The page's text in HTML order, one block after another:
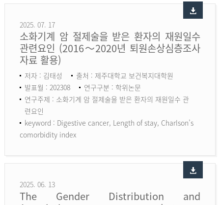
2025. 07. 17
소화기계 암 절제술을 받은 환자의 재원일수
관련요인 (2016～2020년 퇴원손상심층조사
자료 활용)
저자 : 김태성
출처 : 제주대학교 보건복지대학원
발표월 : 202308
연구구분 : 학위논문
연구주제 : 소화기계 암 절제술을 받은 환자의 재원일수 관
련요인
keyword : Digestive cancer, Length of stay, Charlson’s
comorbidity index
2025. 06. 13
The Gender Distribution and